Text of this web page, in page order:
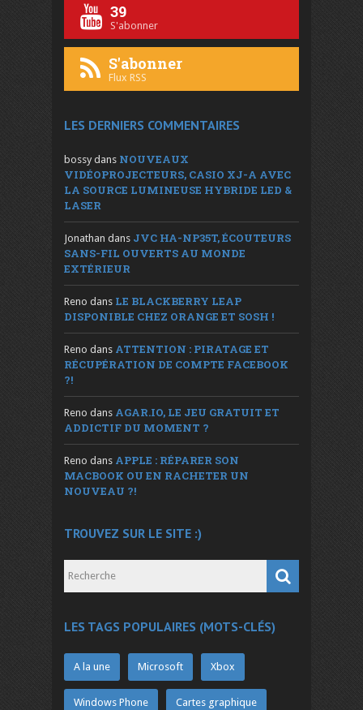
39
S'abonner
S'abonner
Flux RSS
LES DERNIERS COMMENTAIRES
bossy dans NOUVEAUX
VIDÉOPROJECTEURS, CASIO XJ-A AVEC
LA SOURCE LUMINEUSE HYBRIDE LED &
LASER
Jonathan dans JVC HA-NP35T, ÉCOUTEURS
SANS-FIL OUVERTS AU MONDE
EXTÉRIEUR
Reno dans LE BLACKBERRY LEAP
DISPONIBLE CHEZ ORANGE ET SOSH !
Reno dans ATTENTION : PIRATAGE ET
RÉCUPÉRATION DE COMPTE FACEBOOK
?!
Reno dans AGAR.IO, LE JEU GRATUIT ET
ADDICTIF DU MOMENT ?
Reno dans APPLE : RÉPARER SON
MACBOOK OU EN RACHETER UN
NOUVEAU ?!
TROUVEZ SUR LE SITE :)
LES TAGS POPULAIRES (MOTS-CLÉS)
A la une Microsoft Xbox
Windows Phone Cartes graphique